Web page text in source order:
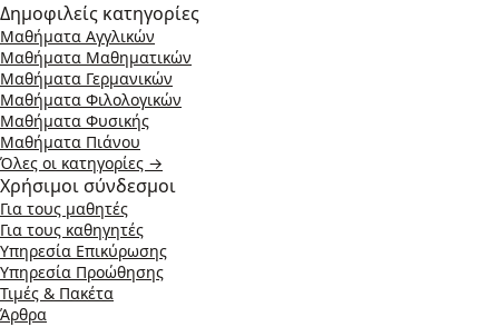
Δημοφιλείς κατηγορίες
Μαθήματα Αγγλικών
Μαθήματα Μαθηματικών
Μαθήματα Γερμανικών
Μαθήματα Φιλολογικών
Μαθήματα Φυσικής
Μαθήματα Πιάνου
Όλες οι κατηγορίες →
Χρήσιμοι σύνδεσμοι
Για τους μαθητές
Για τους καθηγητές
Υπηρεσία Επικύρωσης
Υπηρεσία Προώθησης
Τιμές & Πακέτα
Άρθρα